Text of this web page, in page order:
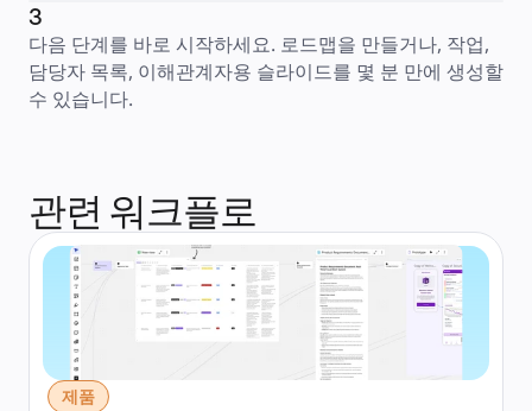
3
다음 단계를 바로 시작하세요. 로드맵을 만들거나, 작업,
담당자 목록, 이해관계자용 슬라이드를 몇 분 만에 생성할
수 있습니다.
관련 워크플로
제품